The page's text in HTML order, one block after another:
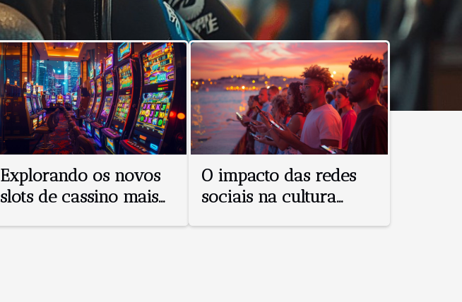
Explorando os novos
slots de cassino mais
O impacto das redes
sociais na cultura